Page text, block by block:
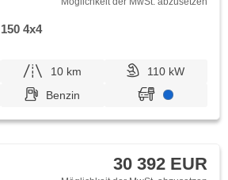
Reifendrucksensor, Vorderlichter
autom. Aktivation der
Start-Stop System, USB,
rádia (DAB), Außenthermometer,
Frontscheibe, Teilbare
Getönte Scheiben,
přední pohon, Längssitzvorschub,
El. Anlasser, Garantie, malý
4x4
10 km
110 kW
Benzin
30 392 EUR